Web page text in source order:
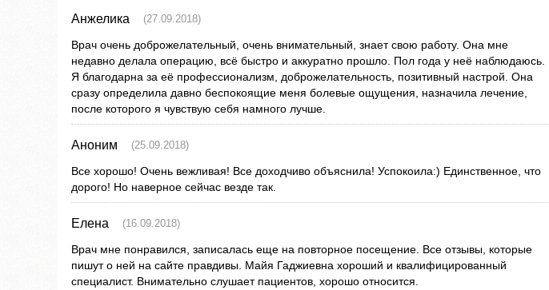
Анжелика (27.09.2018)
Врач очень доброжелательный, очень внимательный, знает свою работу. Она мне
недавно делала операцию, всё быстро и аккуратно прошло. Пол года у неё наблюдаюсь.
Я благодарна за её профессионализм, доброжелательность, позитивный настрой. Она
сразу определила давно беспокоящие меня болевые ощущения, назначила лечение,
после которого я чувствую себя намного лучше.
Аноним (25.09.2018)
Все хорошо! Очень вежливая! Все доходчиво объяснила! Успокоила:) Единственное, что
дорого! Но наверное сейчас везде так.
Елена (16.09.2018)
Врач мне понравился, записалась еще на повторное посещение. Все отзывы, которые
пишут о ней на сайте правдивы. Майя Гаджиевна хороший и квалифицированный
специалист. Внимательно слушает пациентов, хорошо относится.